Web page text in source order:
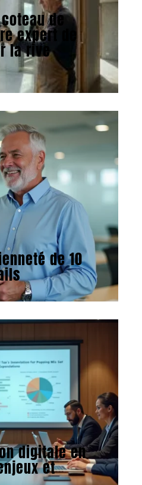
de
expert de
la rive
de 10
digitale en
et